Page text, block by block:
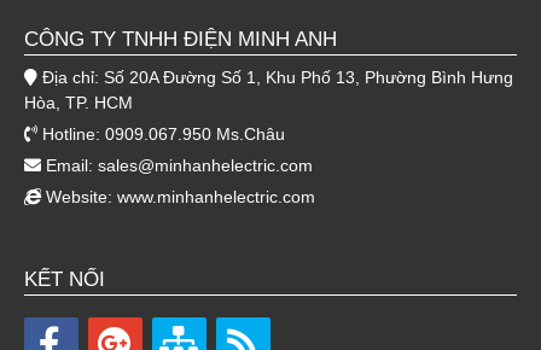
CÔNG TY TNHH ĐIỆN MINH ANH
Địa chỉ: Số 20A Đường Số 1, Khu Phố 13, Phường Bình Hưng
Hòa, TP. HCM
Hotline: 0909.067.950 Ms.Châu
Email: sales@minhanhelectric.com
Website: www.minhanhelectric.com
KẾT NỐI